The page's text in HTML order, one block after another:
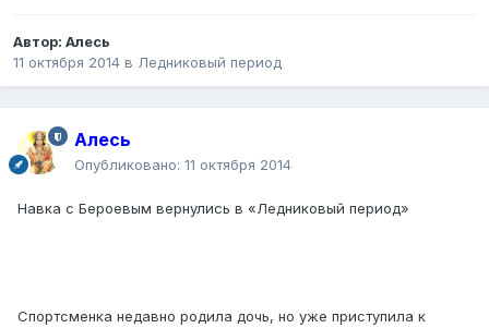
Автор: Алесь
11 октября 2014 в Ледниковый период
Алесь
Опубликовано: 11 октября 2014
Навка c Бероевым вернулись в «Ледниковый период»
Спортсменка недавно родила дочь, но уже приступила к